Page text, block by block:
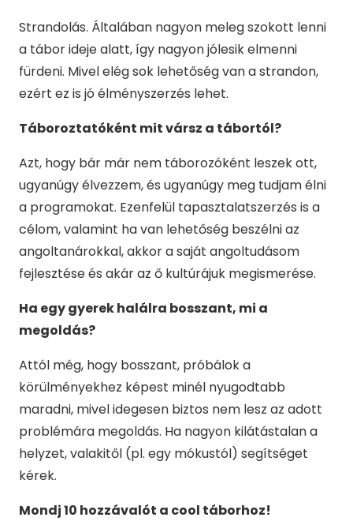
Strandolás. Általában nagyon meleg szokott lenni
a tábor ideje alatt, így nagyon jólesik elmenni
fürdeni. Mivel elég sok lehetőség van a strandon,
ezért ez is jó élményszerzés lehet.
Táboroztatóként mit vársz a tábortól?
Azt, hogy bár már nem táborozóként leszek ott,
ugyanúgy élvezzem, és ugyanúgy meg tudjam élni
a programokat. Ezenfelül tapasztalatszerzés is a
célom, valamint ha van lehetőség beszélni az
angoltanárokkal, akkor a saját angoltudásom
fejlesztése és akár az ő kultúrájuk megismerése.
Ha egy gyerek halálra bosszant, mi a
megoldás?
Attól még, hogy bosszant, próbálok a
körülményekhez képest minél nyugodtabb
maradni, mivel idegesen biztos nem lesz az adott
problémára megoldás. Ha nagyon kilátástalan a
helyzet, valakitől (pl. egy mókustól) segítséget
kérek.
Mondj 10 hozzávalót a cool táborhoz!